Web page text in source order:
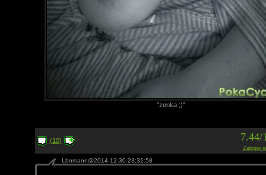
"zonka ;)"
(10)
Zaloguj
Lbnmann@2014-12-30 23:31:58